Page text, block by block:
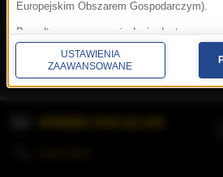
Korzystanie z portalu
Prywatność.Aplikacje.©
Fakty Grupa RMF
Europejskim Obszarem Gospodarczym).
Ponadto masz prawo żądania dostępu,
ograniczenia przetwarzania danych, a
Prezesa Urzędu Ochrony Danych
znajdziesz informacje jak wykonać swoje
informacje na temat przetwarzania Twoich
USTAWIENIA
ZAAWANSOWANE